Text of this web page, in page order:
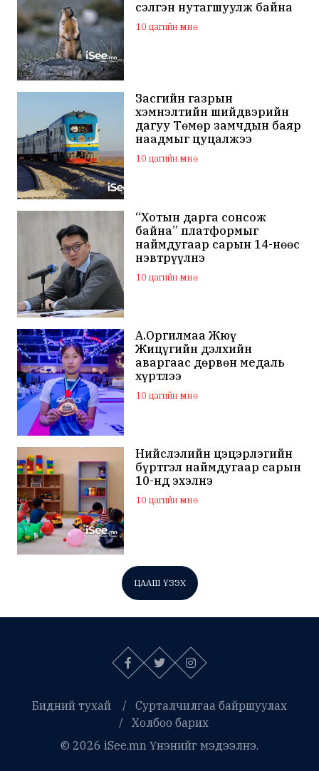
сэлгэн нутагшуулж байна
10 цагийн өмнө
Засгийн газрын
хэмнэлтийн шийдвэрийн
дагуу Төмөр замчдын баяр
наадмыг цуцалжээ
10 цагийн өмнө
“Хотын дарга сонсож
байна” платформыг
наймдугаар сарын 14-нөөс
нэвтрүүлнэ
10 цагийн өмнө
А.Оргилмаа Жюү
Жицүгийн дэлхийн
аваргаас дөрвөн медаль
хүртлээ
10 цагийн өмнө
Нийслэлийн цэцэрлэгийн
бүртгэл наймдугаар сарын
10-нд эхэлнэ
10 цагийн өмнө
ЦААШ ҮЗЭХ
Бидний тухай
Сурталчилгаа байршуулах
Холбоо барих
© 2026 iSee.mn Үнэнийг мэдээлнэ.